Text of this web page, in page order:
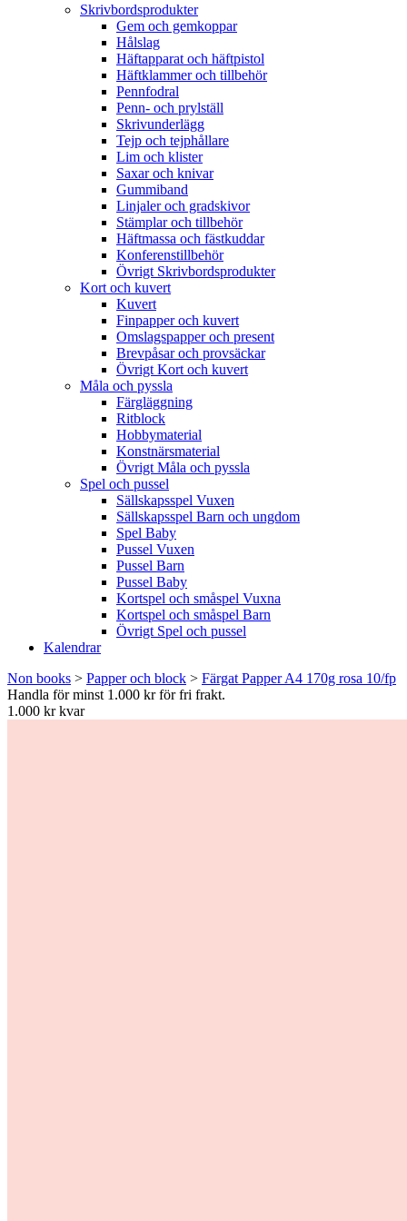
Skrivbordsprodukter
Gem och gemkoppar
Hålslag
Häftapparat och häftpistol
Häftklammer och tillbehör
Pennfodral
Penn- och prylställ
Skrivunderlägg
Tejp och tejphållare
Lim och klister
Saxar och knivar
Gummiband
Linjaler och gradskivor
Stämplar och tillbehör
Häftmassa och fästkuddar
Konferenstillbehör
Övrigt Skrivbordsprodukter
Kort och kuvert
Kuvert
Finpapper och kuvert
Omslagspapper och present
Brevpåsar och provsäckar
Övrigt Kort och kuvert
Måla och pyssla
Färgläggning
Ritblock
Hobbymaterial
Konstnärsmaterial
Övrigt Måla och pyssla
Spel och pussel
Sällskapsspel Vuxen
Sällskapsspel Barn och ungdom
Spel Baby
Pussel Vuxen
Pussel Barn
Pussel Baby
Kortspel och småspel Vuxna
Kortspel och småspel Barn
Övrigt Spel och pussel
Kalendrar
Non books > Papper och block > Färgat Papper A4 170g rosa 10/fp
Handla för minst 1.000 kr för fri frakt.
1.000 kr kvar